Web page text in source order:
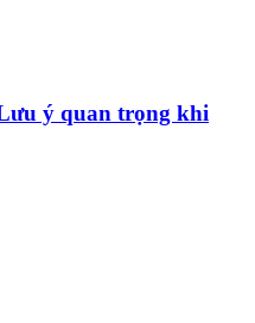
ý quan trọng khi